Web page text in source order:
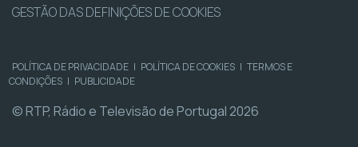
GESTÃO DAS DEFINIÇÕES DE COOKIES
POLÍTICA DE PRIVACIDADE | POLÍTICA DE COOKIES | TERMOS E
CONDIÇÕES | PUBLICIDADE
© RTP, Rádio e Televisão de Portugal 2026